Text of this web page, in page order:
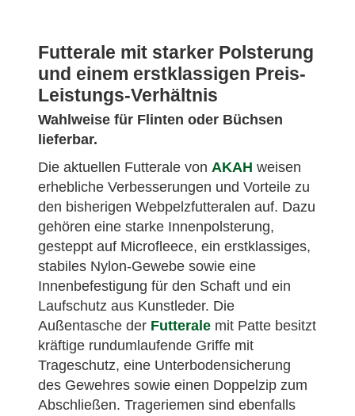
Futterale mit starker Polsterung
und einem erstklassigen Preis-
Leistungs-Verhältnis
Wahlweise für Flinten oder Büchsen
lieferbar.
Die aktuellen Futterale von AKAH weisen
erhebliche Verbesserungen und Vorteile zu
den bisherigen Webpelzfutteralen auf. Dazu
gehören eine starke Innenpolsterung,
gesteppt auf Microfleece, ein erstklassiges,
stabiles Nylon-Gewebe sowie eine
Innenbefestigung für den Schaft und ein
Laufschutz aus Kunstleder. Die
Außentasche der Futterale mit Patte besitzt
kräftige rundumlaufende Griffe mit
Trageschutz, eine Unterbodensicherung
des Gewehres sowie einen Doppelzip zum
Abschließen. Trageriemen sind ebenfalls